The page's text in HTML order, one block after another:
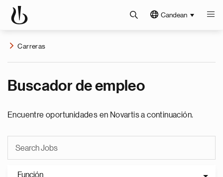
Candean
Carreras
Buscador de empleo
Encuentre oportunidades en Novartis a continuación.
Función